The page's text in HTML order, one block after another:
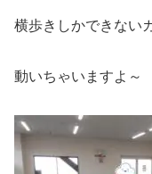
横歩きしかできない
動いちゃいますよ～